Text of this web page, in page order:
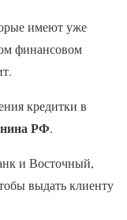
имеют уже
финансовом
кредитки в
РФ.
и Восточный,
выдать клиенту